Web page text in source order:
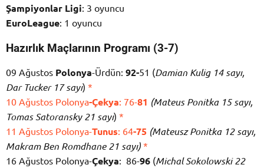
Şampiyonlar Ligi: 3 oyuncu
EuroLeague: 1 oyuncu
Hazırlık Maçlarının Programı (3-7)
09 Ağustos Polonya-Ürdün: 92-51 (Damian Kulig 14 sayı,
Dar Tucker 17 sayı) *
10 Ağustos Polonya-Çekya: 76-81 (Mateus Ponitka 15 sayı,
Tomas Satoransky 21 sayı) *
11 Ağustos Polonya-Tunus: 64-75 (Mateusz Ponitka 12 sayı,
Makram Ben Romdhane 21 sayı) *
16 Ağustos Polonya-Çekya: 86-96 (Michal Sokolowski 22